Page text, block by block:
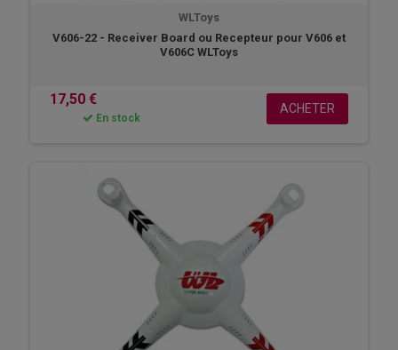
WLToys
V606-22 - Receiver Board ou Recepteur pour V606 et
V606C WLToys
17,50 €
En stock
ACHETER